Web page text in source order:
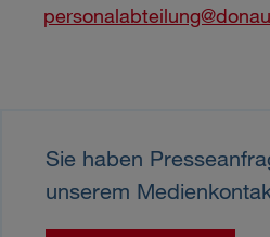
Sie haben
unserem